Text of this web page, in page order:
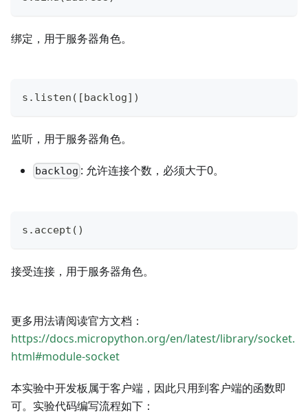
绑定，用于服务器角色。
s . listen ( [backlog] )
监听，用于服务器角色。
backlog : 允许连接个数，必须大于0。
s . accept ( )
接受连接，用于服务器角色。
更多用法请阅读官方文档：
https://docs.micropython.org/en/latest/library/socket.
html#module-socket
本实验中开发板属于客户端，因此只用到客户端的函数即
可。实验代码编写流程如下：